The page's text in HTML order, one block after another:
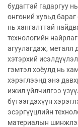
будагтай гадаргуу
өнгөний хувьд
нь хангалттай
технологийн
агуулагдаж, металл
хэтэрхий
гэмтэл хоёулд нь
хэрэглээнд энэ
ижил үйлчилгээ
бүтээгдэхүүн
эсэргүүцлийн
материалын